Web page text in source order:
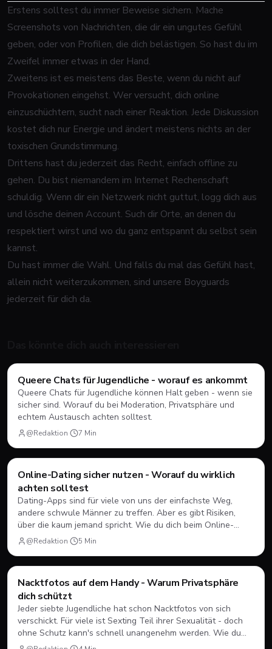
Erstens solltest du immer Beweise sichern. Mache
Screenshots von Nachrichten, die dir ein ungutes Gefühl
geben, oder von Profilen, die dich belästigen. So hast du im
Zweifel immer etwas in der Hand.
Zweitens ist es meistens das Beste, wenn du nicht auf
Provokationen eingehst. Wer versucht, dich online
einzuschüchtern, sucht nach einer Reaktion. Jede Diskussion
kostet dich nur Energie und ändert meistens nichts an der
toxischen Grundstimmung.
Drittens hast du jederzeit das Recht, einfach offline zu
gehen. Du bist niemandem im Internet Rechenschaft
schuldig. Wenn dir ein Netzwerk nicht guttut, logg dich aus
und lösche deinen Account. Such dir Orte, an denen du
respektiert wirst und wo du ganz entspannt du selbst sein
kannst.
Du hast immer die Wahl. Und falls du mal das Gefühl hast,
allein nicht weiterzukommen, sind unsere Boyguards
jederzeit für dich da.
Ratgeber
Queere Chats für Jugendliche - worauf es ankommt
Queere Chats für Jugendliche können Halt geben - wenn sie
sicher sind. Worauf du bei Moderation, Privatsphäre und
echtem Austausch achten solltest.
@Redaktion· 7 Min
💘Dating
Online-Dating sicher nutzen - Worauf du wirklich
achten solltest
Dating-Apps sind für viele von uns der einfachste Weg,
andere schwule Männer zu treffen. Aber es gibt Risiken,
über die kaum jemand spricht. Wie du dich beim Online-
Dating besser schützt - ohne paranoid zu werden.
@Redaktion· 5 Min
Style & Body
Nacktfotos auf dem Handy - Warum Privatsphäre
dich schützt
Jeder siebte Jugendliche hat schon Nacktfotos von sich
verschickt. Für viele ist Sexting Teil ihrer Sexualität - doch
ohne Schutz kann's schnell unangenehm werden. Wie du
dein Smartphone absicherst und wann du lieber Nein sagst.